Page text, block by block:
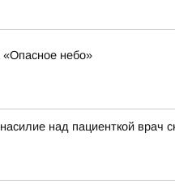
небо»
над пациенткой врач